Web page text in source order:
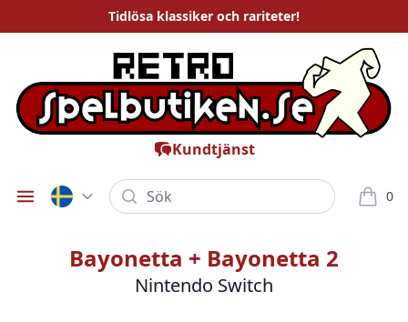
Tidlösa klassiker och rariteter!
Kundtjänst
Öppna meny
Sök 0
varor i
Bayonetta + Bayonetta 2
Nintendo Switch